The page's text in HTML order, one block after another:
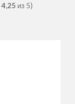
4,25 из 5)